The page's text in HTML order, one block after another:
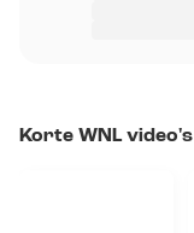
Korte WNL video's